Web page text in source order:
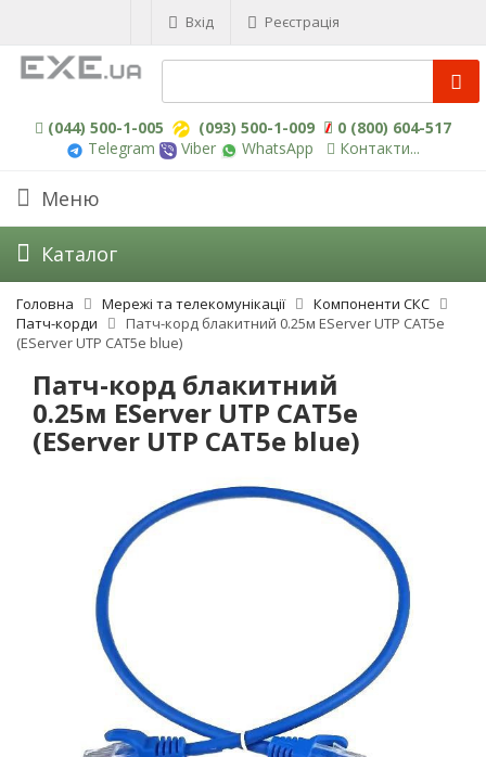
Вхід Реєстрація
(044) 500-1-005 (093) 500-1-009
0 (800) 604-517
Telegram
Viber WhatsApp Контакти...
Меню
Головна Мережі та телекомунікації
Компоненти СКС
Патч-корди
Патч-корд блакитний 0.25м EServer UTP CAT5e
(EServer UTP CAT5e blue)
Патч-корд блакитний
0.25м EServer UTP CAT5e
(EServer UTP CAT5e blue)
Каталог